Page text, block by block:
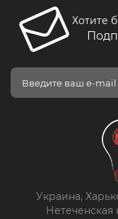
Хотите
Украина,
Нетеченская